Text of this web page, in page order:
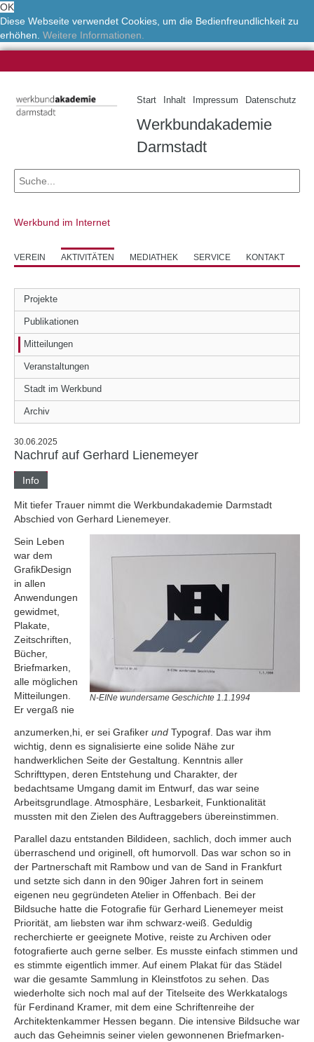
OK
Diese Webseite verwendet Cookies, um die Bedienfreundlichkeit zu
erhöhen. Weitere Informationen.
Start Inhalt Impressum Datenschutz
Werkbundakademie
Darmstadt
Werkbund im Internet
VEREIN AKTIVITÄTEN MEDIATHEK SERVICE KONTAKT
Projekte
Publikationen
Mitteilungen
Veranstaltungen
Stadt im Werkbund
Archiv
30.06.2025
Nachruf auf Gerhard Lienemeyer
Info
Mit tiefer Trauer nimmt die Werkbundakademie Darmstadt
Abschied von Gerhard Lienemeyer.
N-EINe wundersame Geschichte 1.1.1994
Sein Leben
war dem
GrafikDesign
in allen
Anwendungen
gewidmet,
Plakate,
Zeitschriften,
Bücher,
Briefmarken,
alle möglichen
Mitteilungen.
Er vergaß nie
anzumerken,hi, er sei Grafiker und Typograf. Das war ihm
wichtig, denn es signalisierte eine solide Nähe zur
handwerklichen Seite der Gestaltung. Kenntnis aller
Schrifttypen, deren Entstehung und Charakter, der
bedachtsame Umgang damit im Entwurf, das war seine
Arbeitsgrundlage. Atmosphäre, Lesbarkeit, Funktionalität
mussten mit den Zielen des Auftraggebers übereinstimmen.
Parallel dazu entstanden Bildideen, sachlich, doch immer auch
überraschend und originell, oft humorvoll. Das war schon so in
der Partnerschaft mit Rambow und van de Sand in Frankfurt
und setzte sich dann in den 90iger Jahren fort in seinem
eigenen neu gegründeten Atelier in Offenbach. Bei der
Bildsuche hatte die Fotografie für Gerhard Lienemeyer meist
Priorität, am liebsten war ihm schwarz-weiß. Geduldig
recherchierte er geeignete Motive, reiste zu Archiven oder
fotografierte auch gerne selber. Es musste einfach stimmen und
es stimmte eigentlich immer. Auf einem Plakat für das Städel
war die gesamte Sammlung in Kleinstfotos zu sehen. Das
wiederholte sich noch mal auf der Titelseite des Werkkatalogs
für Ferdinand Kramer, mit dem eine Schriftenreihe der
Architektenkammer Hessen begann. Die intensive Bildsuche war
auch das Geheimnis seiner vielen gewonnenen Briefmarken-